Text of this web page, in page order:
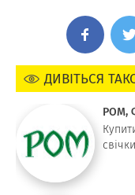
ДИВІТЬСЯ
РОМ,